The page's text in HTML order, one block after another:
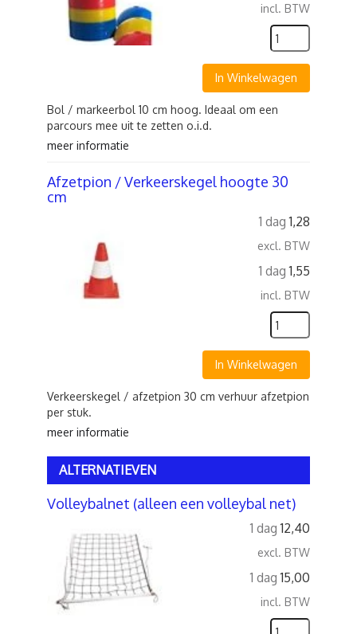
incl. BTW
In Winkelwagen
Bol / markeerbol 10 cm hoog. Ideaal om een
parcours mee uit te zetten o.i.d.
meer informatie
Afzetpion / Verkeerskegel hoogte 30
cm
1 dag 1,28
excl. BTW
1 dag 1,55
incl. BTW
In Winkelwagen
Verkeerskegel / afzetpion 30 cm verhuur afzetpion
per stuk.
meer informatie
ALTERNATIEVEN
Volleybalnet (alleen een volleybal net)
1 dag 12,40
excl. BTW
1 dag 15,00
incl. BTW